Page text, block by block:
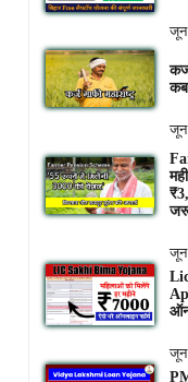
जून
जून
जून
जून